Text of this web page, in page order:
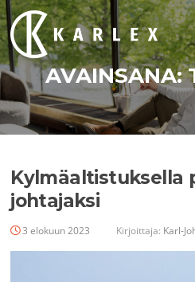
Siirry
suoraan
sisältöön
AVAINSANA:
Kylmäaltistuksella
johtajaksi
3 elokuun 2023 Kirjoittaja: Karl-